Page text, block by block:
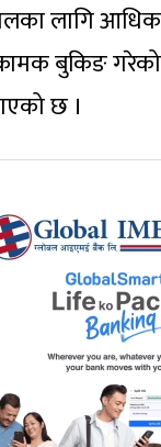
लागि
बुकिङ
छ ।